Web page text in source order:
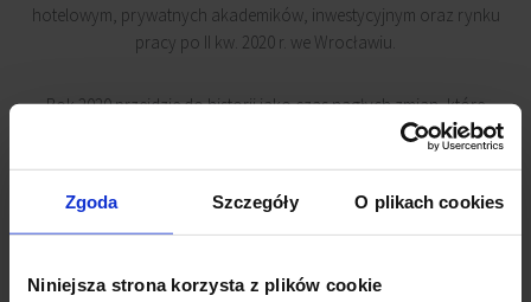
Zgoda Szczegóły O plikach cookies
Niniejsza strona korzysta z plików cookie
hotelowym, prywatnych akademików, inwestycyjnym oraz rynku
pracy po II kw. 2020 r. we Wrocławiu.
Rok 2020 przejdzie do historii jako czas nagłych zmian, które
znalazły odbicie w naszym życiu i działalności gospodarczej.
Zmieniły również rynek nieruchomości. Dojrzałość wrocławskiego
ostatnie miesiące. Biznes nie wrócił do stanu sprzed wybuchu
pandemii, ale rynek nieruchomości po nagłym wyhamowaniu,